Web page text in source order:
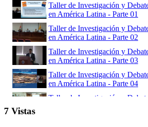
Taller de Investigación y
en América Latina - Parte 01
Taller de Investigación y
en América Latina - Parte 02
Taller de Investigación y
en América Latina - Parte 03
Taller de Investigación y
en América Latina - Parte 04
Taller de Investigación y
7 Vistas